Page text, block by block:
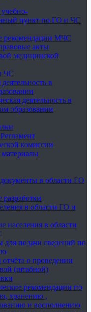
пункт по ГО и ЧС
рекомендации МЧС
акты
медицинской
ЧС
в
деятельность в
образовании
комиссии
материалы
в области ГО
в области ГО и
населения в области
для подачи сведений по
отчёта о проведении
(штабной)
рекомендации по
хранению ,
и восполнению